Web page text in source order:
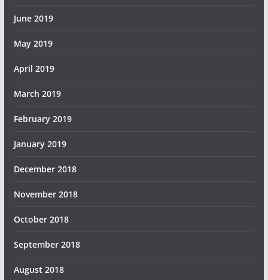
June 2019
May 2019
April 2019
March 2019
February 2019
January 2019
December 2018
November 2018
October 2018
September 2018
August 2018